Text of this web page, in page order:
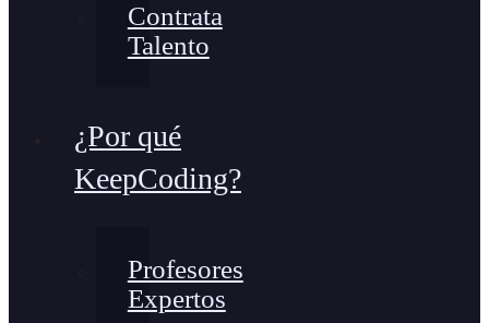
Contrata
Talento
¿Por qué
KeepCoding?
Profesores
Expertos